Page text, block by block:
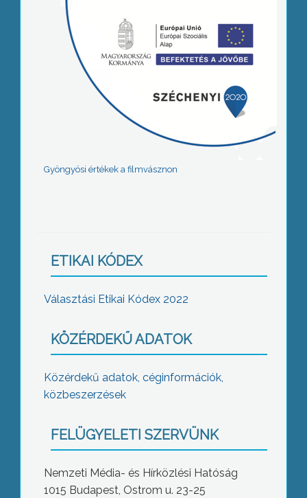
Gyöngyösi értékek a filmvásznon
ETIKAI KÓDEX
Választási Etikai Kódex 2022
KÖZÉRDEKŰ ADATOK
Közérdekű adatok, céginformációk,
közbeszerzések
FELÜGYELETI SZERVÜNK
Nemzeti Média- és Hírközlési Hatóság
1015 Budapest, Ostrom u. 23-25